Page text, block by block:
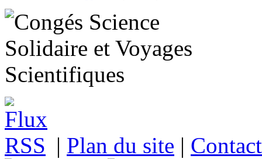
| Plan du site |